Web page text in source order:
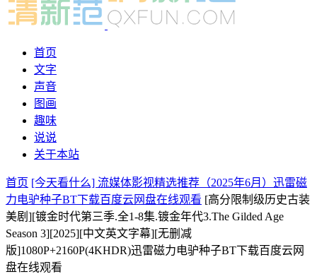
首页
文字
声音
图画
趣味
说说
关于本站
首页 [今天看什么] 流媒体影视精选推荐（2025年6月）迅雷磁
力电驴种子BT下载百度云网盘在线观看 [高分限制级历史古装
美剧][镀金时代第三季.全1-8集.镀金年代3.The Gilded Age
Season 3][2025][中文英文字幕][无删减
版]1080P+2160P(4KHDR)迅雷磁力电驴种子BT下载百度云网
盘在线观看